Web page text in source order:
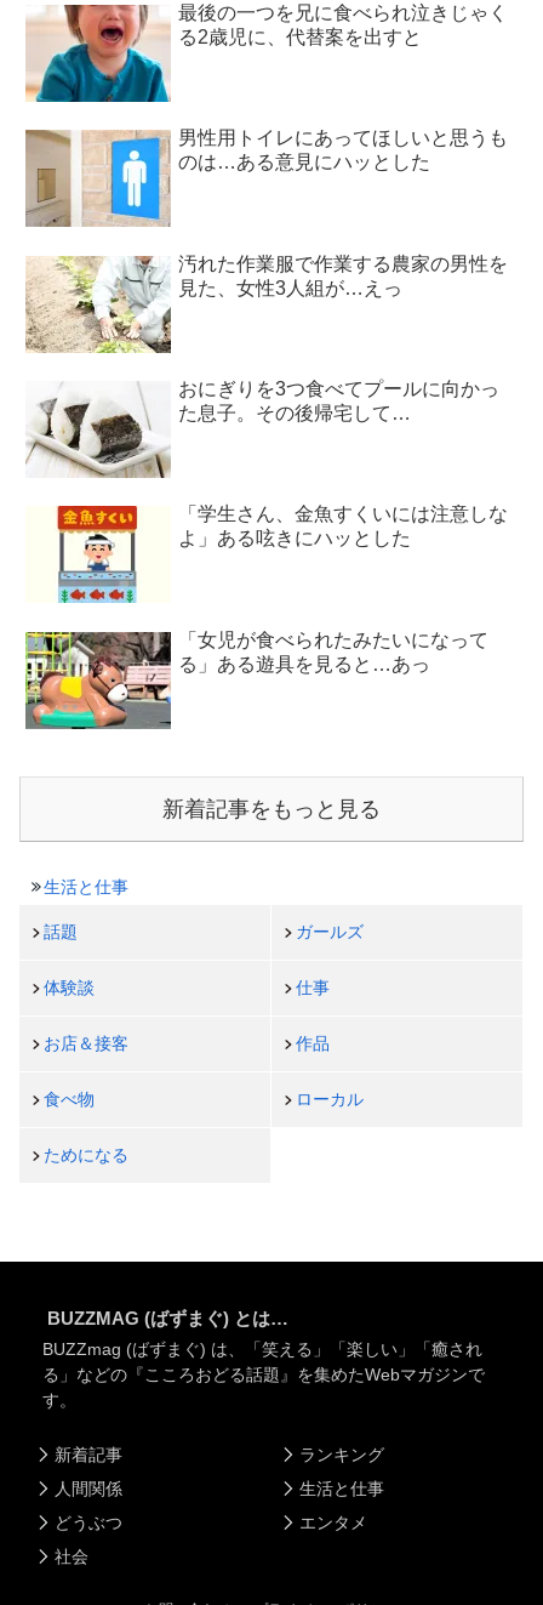
最後の一つを兄に食べられ泣きじゃく
る2歳児に、代替案を出すと
男性用トイレにあってほしいと思うも
のは…ある意見にハッとした
汚れた作業服で作業する農家の男性を
見た、女性3人組が…えっ
おにぎりを3つ食べてプールに向かっ
た息子。その後帰宅して…
「学生さん、金魚すくいには注意しな
よ」ある呟きにハッとした
「女児が食べられたみたいになって
る」ある遊具を見ると…あっ
新着記事をもっと見る
生活と仕事
話題 ガールズ
体験談 仕事
お店＆接客 作品
食べ物 ローカル
ためになる
BUZZMAG (ばずまぐ) とは…
BUZZmag (ばずまぐ) は、「笑える」「楽しい」「癒され
る」などの『こころおどる話題』を集めたWebマガジンで
す。
新着記事
人間関係
どうぶつ
社会
ランキング
生活と仕事
エンタメ